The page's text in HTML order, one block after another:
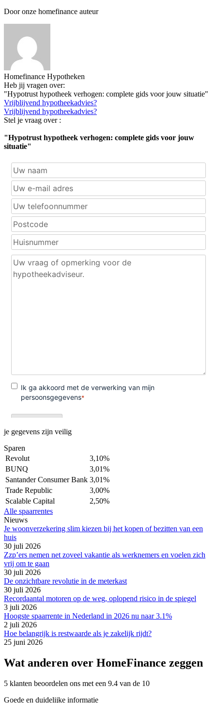
Door onze homefinance auteur
Homefinance Hypotheken
Heb jij vragen over:
"Hypotrust hypotheek verhogen: complete gids voor jouw situatie"
Vrijblijvend hypotheekadvies?
Vrijblijvend hypotheekadvies?
Stel je vraag over :
"Hypotrust hypotheek verhogen: complete gids voor jouw
situatie"
je gegevens zijn veilig
Sparen
Revolut
3,10%
BUNQ
3,01%
Santander Consumer Bank 3,01%
Trade Republic
3,00%
Scalable Capital
2,50%
Alle spaarrentes
Nieuws
Je woonverzekering slim kiezen bij het kopen of bezitten van een
huis
30 juli 2026
Zzp’ers nemen net zoveel vakantie als werknemers en voelen zich
vrij om te gaan
30 juli 2026
De onzichtbare revolutie in de meterkast
30 juli 2026
Recordaantal motoren op de weg, oplopend risico in de spiegel
3 juli 2026
Hoogste spaarrente in Nederland in 2026 nu naar 3.1%
2 juli 2026
Hoe belangrijk is restwaarde als je zakelijk rijdt?
25 juni 2026
Wat anderen over HomeFinance zeggen
5 klanten beoordelen ons met een 9.4 van de 10
Goede en duidelijke informatie